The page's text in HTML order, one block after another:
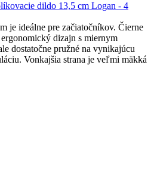
je ideálne pre začiatočníkov. Čierne
ergonomický dizajn s miernym
dostatočne pružné na vynikajúcu
Vonkajšia strana je veľmi mäkká